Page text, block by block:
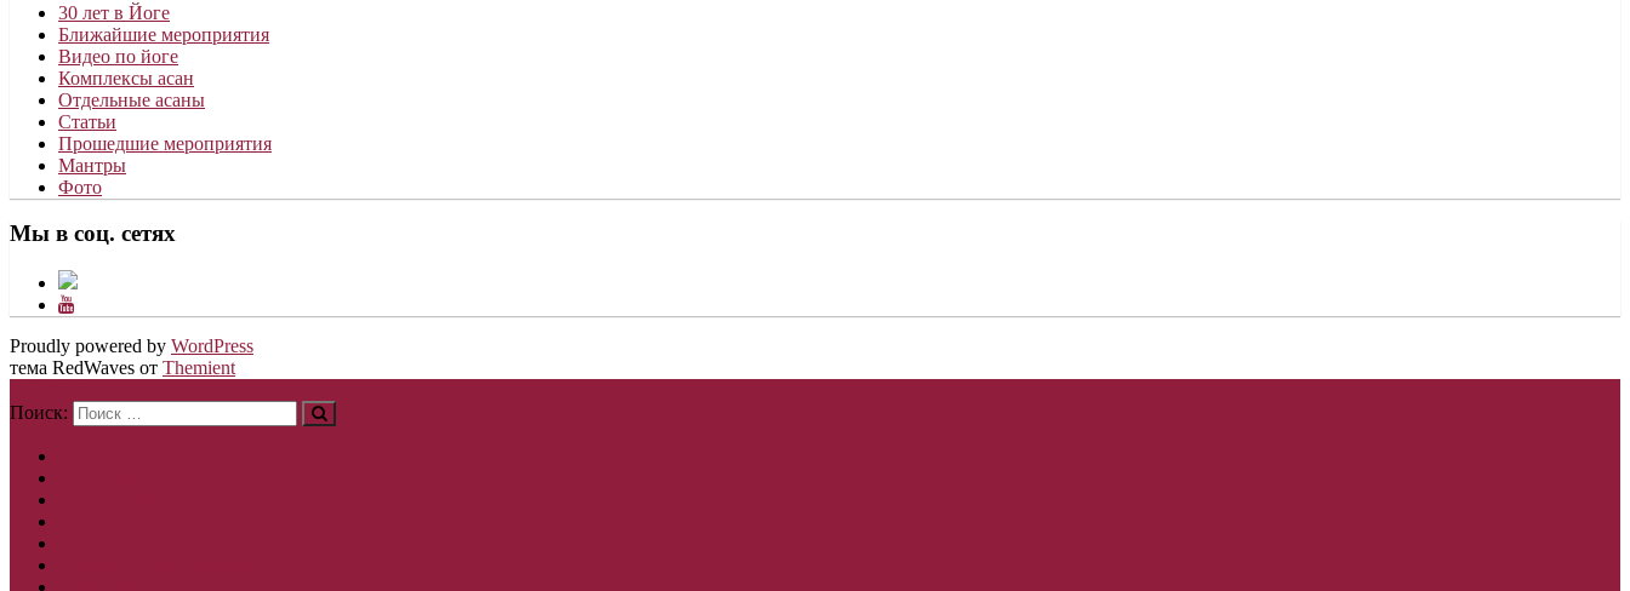
30 лет в Йоге
Ближайшие мероприятия
Видео по йоге
Комплексы асан
Отдельные асаны
Статьи
Прошедшие мероприятия
Мантры
Фото
Мы в соц. сетях
Proudly powered by WordPress
тема RedWaves от Themient
Поиск: